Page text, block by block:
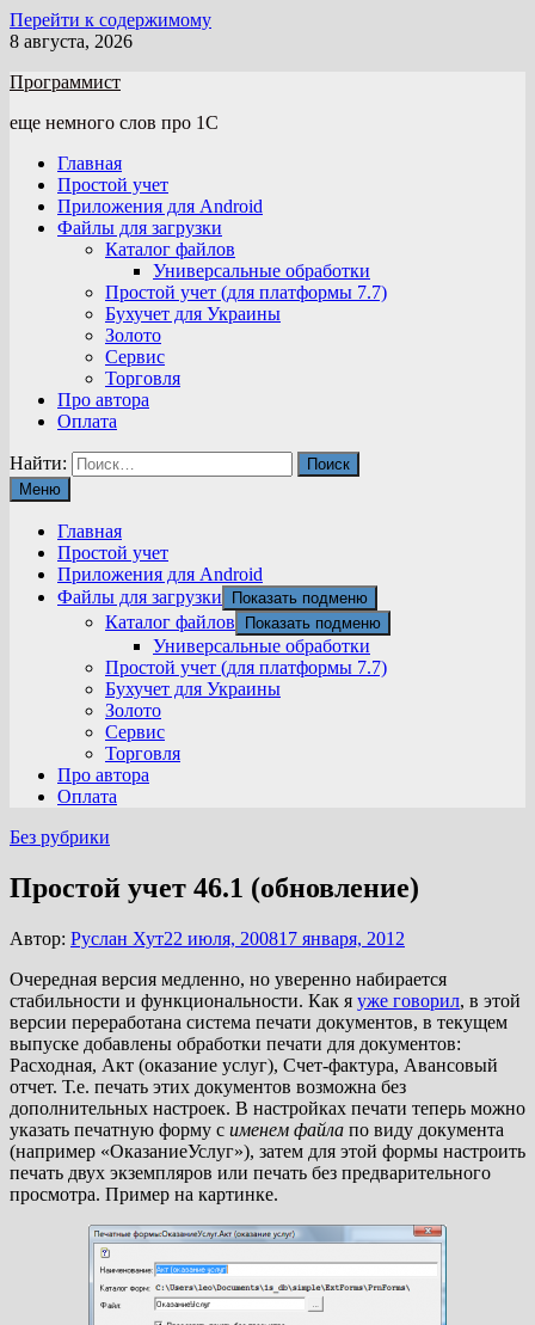
Перейти к содержимому
8 августа, 2026
Программист
еще немного слов про 1С
Главная
Простой учет
Приложения для Android
Файлы для загрузки
Каталог файлов
Универсальные обработки
Простой учет (для платформы 7.7)
Бухучет для Украины
Золото
Сервис
Торговля
Про автора
Оплата
Найти:
Меню
Главная
Простой учет
Приложения для Android
Файлы для загрузки
Показать подменю
Каталог файлов Показать подменю
Универсальные обработки
Простой учет (для платформы 7.7)
Бухучет для Украины
Золото
Сервис
Торговля
Про автора
Оплата
Без рубрики
Простой учет 46.1 (обновление)
Автор: Руслан Хут22 июля, 200817 января, 2012
Очередная версия медленно, но уверенно набирается
стабильности и функциональности. Как я уже говорил, в этой
версии переработана система печати документов, в текущем
выпуске добавлены обработки печати для документов:
Расходная, Акт (оказание услуг), Счет-фактура, Авансовый
отчет. Т.е. печать этих документов возможна без
дополнительных настроек. В настройках печати теперь можно
указать печатную форму с именем файла по виду документа
(например «ОказаниеУслуг»), затем для этой формы настроить
печать двух экземпляров или печать без предварительного
просмотра. Пример на картинке.